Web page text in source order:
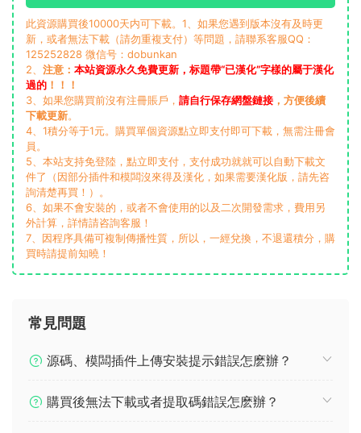
此資源購買後10000天内可下載。1、如果您遇到版本沒有及時更
新，或者無法下載（請勿重複支付）等問題，請聯系客服QQ：
125252828 微信号：dobunkan
2、 注意： 本站資源永久免費更新，标題帶“已漢化”字樣的屬于漢化
過的 ！！！
3、如果您購買前沒有注冊賬戶， 請自行保存網盤鏈接 ，方便後續
下載更新。
4、1積分等于1元。購買單個資源點立即支付即可下載，無需注冊會
員。
5、本站支持免登陸，點立即支付，支付成功就就可以自動下載文
件了（因部分插件和模闆沒來得及漢化，如果需要漢化版，請先咨
詢清楚再買！）。
6、如果不會安裝的，或者不會使用的以及二次開發需求，費用另
外計算，詳情請咨詢客服！
7、因程序具備可複制傳播性質，所以，一經兌換，不退還積分，購
買時請提前知曉！
常見問題
源碼、模闆插件上傳安裝提示錯誤怎麽辦？
購買後無法下載或者提取碼錯誤怎麽辦？